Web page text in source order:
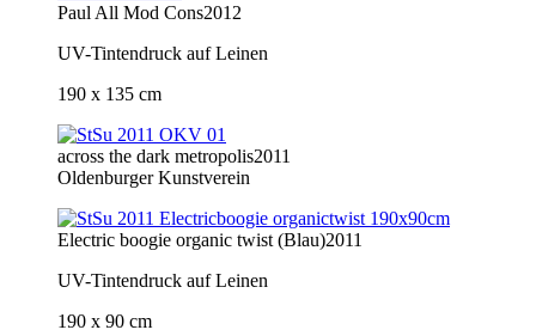
Paul All Mod Cons2012
UV-Tintendruck auf Leinen
190 x 135 cm
across the dark metropolis2011
Oldenburger Kunstverein
Electric boogie organic twist (Blau)2011
UV-Tintendruck auf Leinen
190 x 90 cm